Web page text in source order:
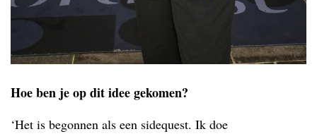
Hoe ben je op dit idee gekomen?
‘Het is begonnen als een sidequest. Ik doe